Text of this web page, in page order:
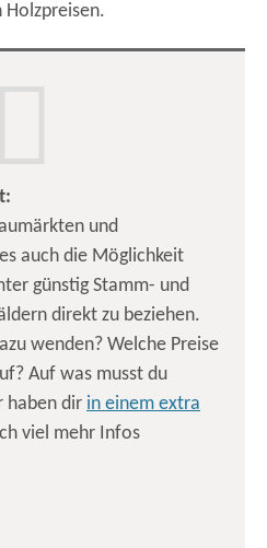
und
auch die Möglichkeit
günstig Stamm- und
direkt zu beziehen.
wenden? Welche Preise
Auf was musst du
haben dir in einem extra
viel mehr Infos